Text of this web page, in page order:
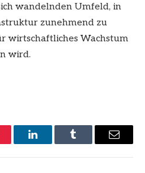
wandelnden Umfeld, in
zunehmend zu
wirtschaftliches Wachstum
wird.
LinkedInTumblr Email